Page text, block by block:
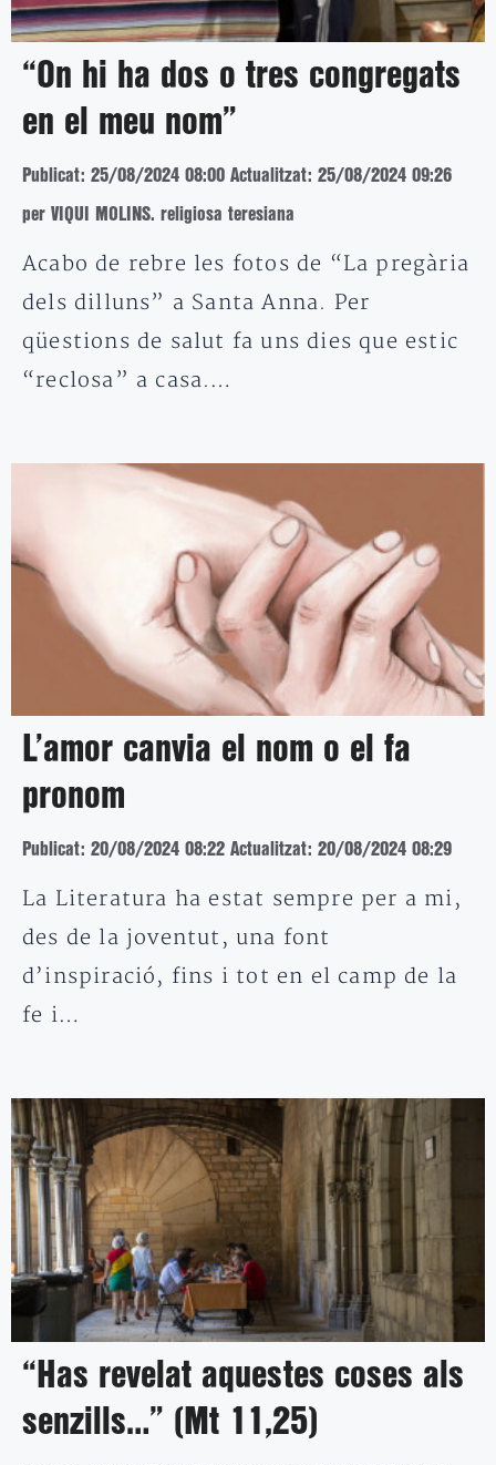
“On hi ha dos o tres congregats
en el meu nom”
Publicat: 25/08/2024 08:00 Actualitzat: 25/08/2024 09:26
per VIQUI MOLINS. religiosa teresiana
Acabo de rebre les fotos de “La pregària
dels dilluns” a Santa Anna. Per
qüestions de salut fa uns dies que estic
“reclosa” a casa.…
L’amor canvia el nom o el fa
pronom
Publicat: 20/08/2024 08:22 Actualitzat: 20/08/2024 08:29
La Literatura ha estat sempre per a mi,
des de la joventut, una font
d’inspiració, fins i tot en el camp de la
fe i…
“Has revelat aquestes coses als
senzills…” (Mt 11,25)